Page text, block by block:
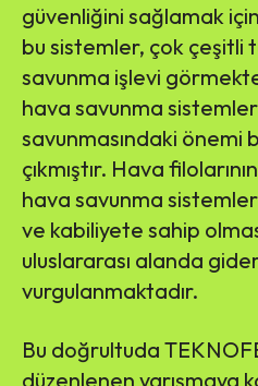
güvenliğini sağlamak
bu sistemler, çok çeşitli
savunma işlevi
hava savunma
savunmasındaki önemi
çıkmıştır. Hava
hava savunma
ve kabiliyete sahip
uluslararası alanda
vurgulanmaktadır.
Bu doğrultuda
düzenlenen yarışmaya